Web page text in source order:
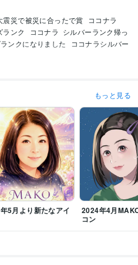
震災で被災に合ったで賞
ココナラ
ランク
ココナラ  シルバーランク帰っ
ンクになりました
ココナラシルバー
年
年 : 2022年
年お悩み・人生相談:29年
０２２．8月】:3年
始】:2年
悩み、お話し相手
メンタル、鬱病、
子育てのお悩み相談
もっと見る
5月より新たなアイ
2024年4月
コン